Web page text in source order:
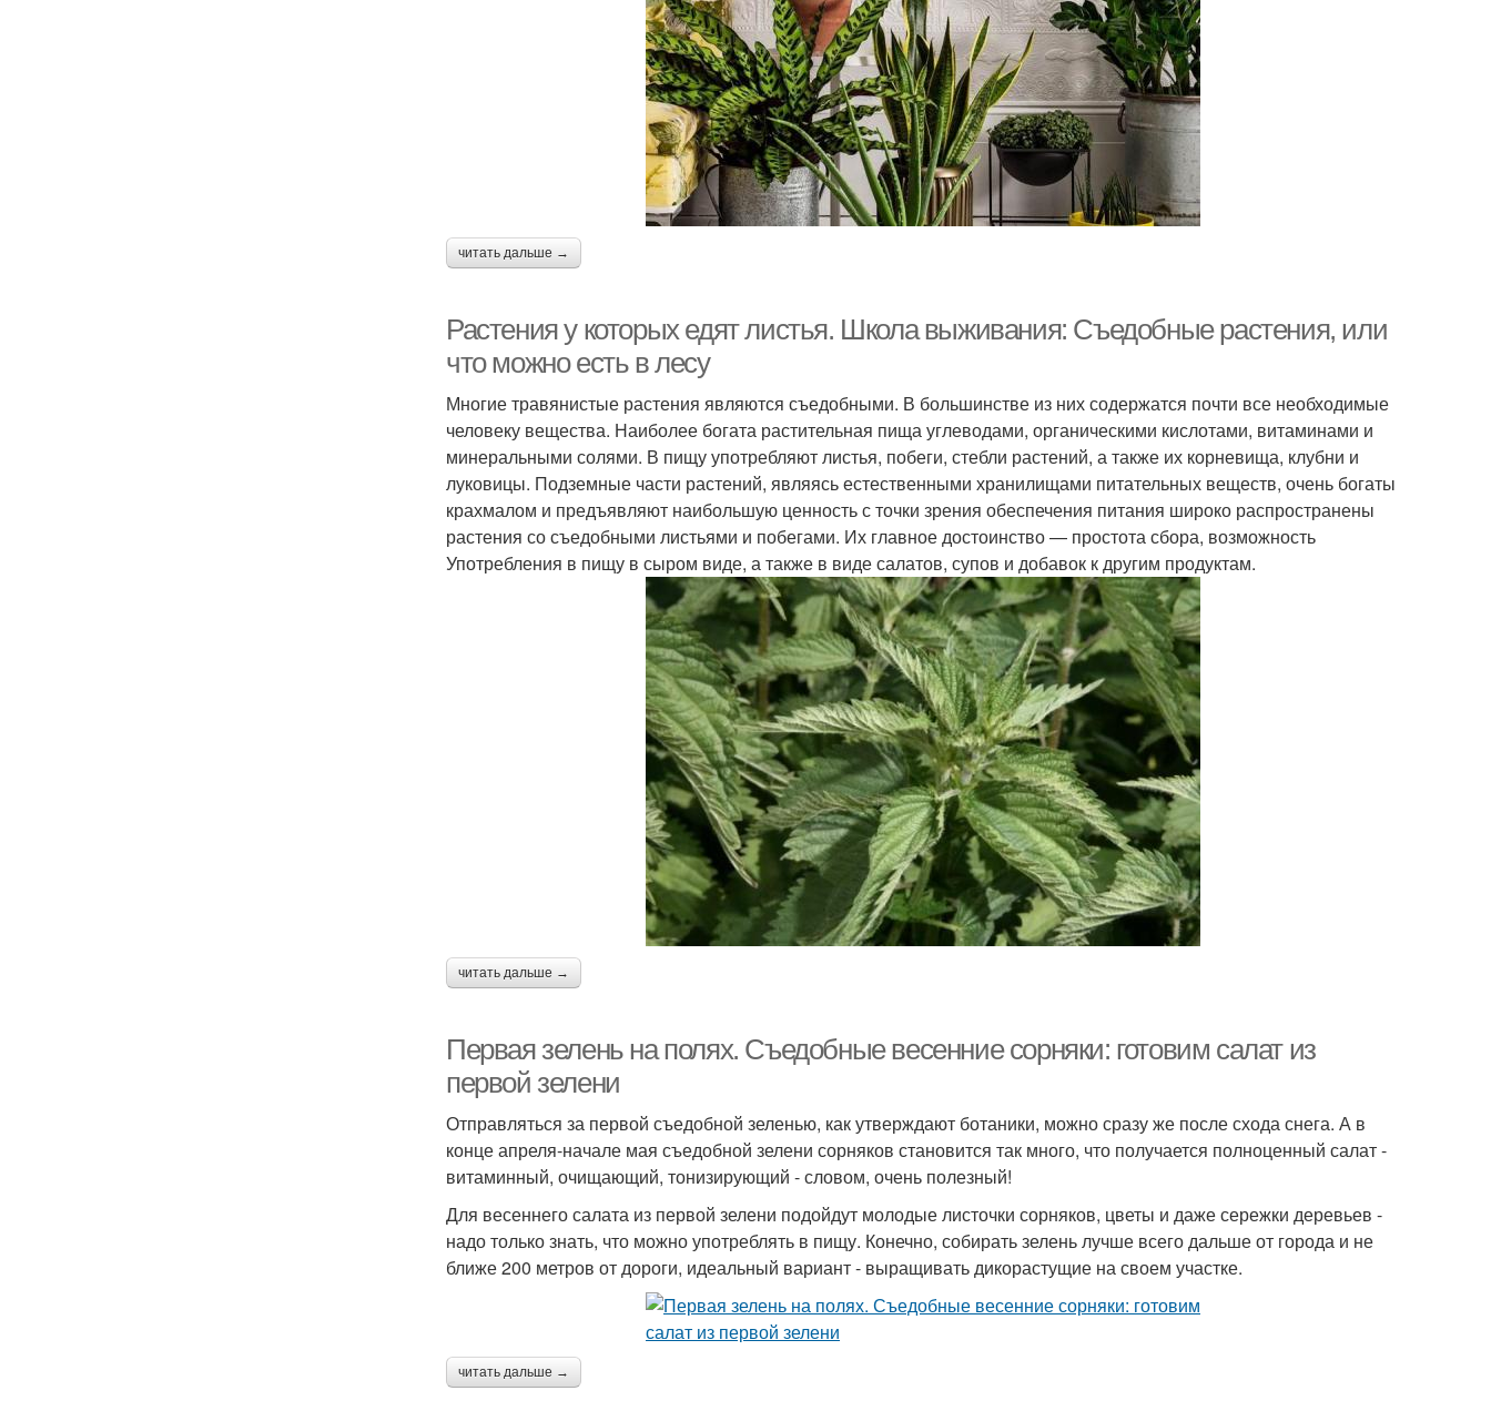
читать дальше →
Растения у которых едят листья. Школа выживания: Съедобные растения, или
что можно есть в лесу
Многие травянистые растения являются съедобными. В большинстве из них содержатся почти все необходимые
человеку вещества. Наиболее богата растительная пища углеводами, органическими кислотами, витаминами и
минеральными солями. В пищу употребляют листья, побеги, стебли растений, а также их корневища, клубни и
луковицы. Подземные части растений, являясь естественными хранилищами питательных веществ, очень богаты
крахмалом и предъявляют наибольшую ценность с точки зрения обеспечения питания широко распространены
растения со съедобными листьями и побегами. Их главное достоинство — простота сбора, возможность
Употребления в пищу в сыром виде, а также в виде салатов, супов и добавок к другим продуктам.
читать дальше →
Первая зелень на полях. Съедобные весенние сорняки: готовим салат из
первой зелени
Отправляться за первой съедобной зеленью, как утверждают ботаники, можно сразу же после схода снега. А в
конце апреля-начале мая съедобной зелени сорняков становится так много, что получается полноценный салат -
витаминный, очищающий, тонизирующий - словом, очень полезный!
Для весеннего салата из первой зелени подойдут молодые листочки сорняков, цветы и даже сережки деревьев -
надо только знать, что можно употреблять в пищу. Конечно, собирать зелень лучше всего дальше от города и не
ближе 200 метров от дороги, идеальный вариант - выращивать дикорастущие на своем участке.
читать дальше →